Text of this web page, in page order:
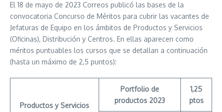
El 18 de mayo de 2023 Correos publicó las bases de la
convocatoria Concurso de Méritos para cubrir las vacantes de
Jefaturas de Equipo en los ámbitos de Productos y Servicios
(Oficinas), Distribución y Centros. En ellas aparecen como
méritos puntuables los cursos que se detallan a continuación
(hasta un máximo de 2,5 puntos):
Productos y Servicios
Portfolio de
productos 2023
1,25
ptos